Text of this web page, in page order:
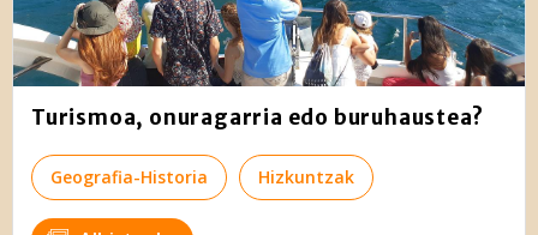
Turismoa, onuragarria edo buruhaustea?
Geografia-Historia Hizkuntzak